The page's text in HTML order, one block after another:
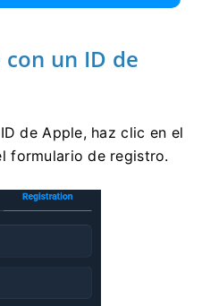
un ID de
de Apple, haz clic en el
formulario de registro.